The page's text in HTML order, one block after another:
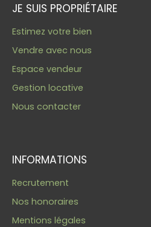
JE SUIS PROPRIÉTAIRE
Estimez votre bien
Vendre avec nous
Espace vendeur
Gestion locative
Nous contacter
INFORMATIONS
Recrutement
Nos honoraires
Mentions légales